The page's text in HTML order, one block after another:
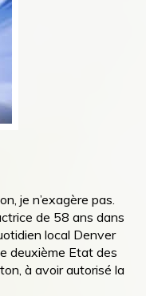
je n’exagère pas.
de 58 ans dans
local Denver
deuxième Etat des
à avoir autorisé la